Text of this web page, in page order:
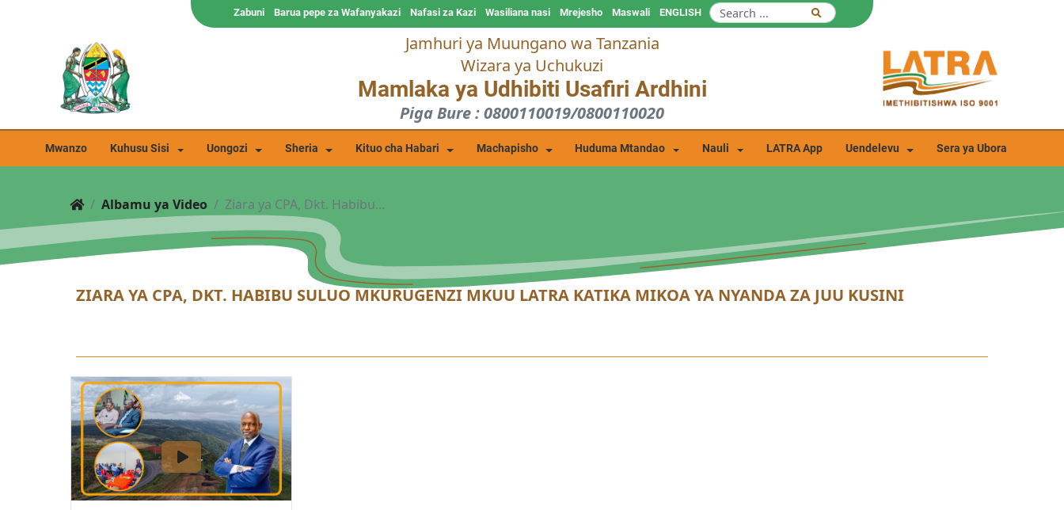
ENGLISH
Maswali
Mrejesho
Wasiliana nasi
Nafasi za Kazi
Barua pepe za Wafanyakazi
Zabuni
Jamhuri ya Muungano wa Tanzania
Wizara ya Uchukuzi
Mamlaka ya Udhibiti Usafiri Ardhini
Piga Bure : 0800110019/0800110020
Mwanzo Kuhusu Sisi Uongozi Sheria Kituo cha Habari Machapisho Huduma Mtandao Nauli LATRA App Uendelevu Sera ya Ubora
Albamu ya Video Ziara ya CPA, Dkt. Habibu...
ZIARA YA CPA, DKT. HABIBU SULUO MKURUGENZI MKUU LATRA KATIKA MIKOA YA NYANDA ZA JUU KUSINI